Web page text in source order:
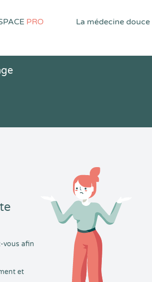
PRO La médecine douce
vous afin
et